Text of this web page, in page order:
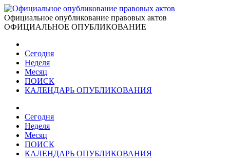
Официальное опубликование правовых актов
ОФИЦИАЛЬНОЕ ОПУБЛИКОВАНИЕ
Сегодня
Неделя
Месяц
ПОИСК
КАЛЕНДАРЬ ОПУБЛИКОВАНИЯ
Сегодня
Неделя
Месяц
ПОИСК
КАЛЕНДАРЬ ОПУБЛИКОВАНИЯ